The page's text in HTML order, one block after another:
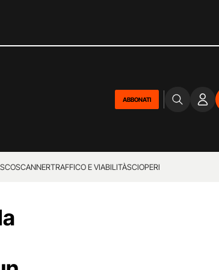
ABBONATI
SCANNERTRAFFICO E VIABILITÀSCIOPERI